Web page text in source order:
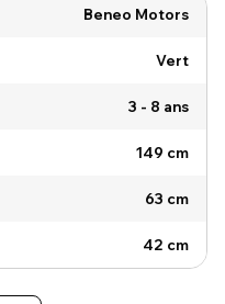
Beneo Motors
Vert
3 - 8 ans
149 cm
63 cm
42 cm